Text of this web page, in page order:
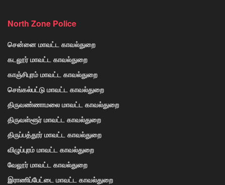
North Zone Police
சென்னை மாவட்ட காவல்துறை
கடலூர் மாவட்ட காவல்துறை
காஞ்சிபுரம் மாவட்ட காவல்துறை
செங்கல்பட்டு மாவட்ட காவல்துறை
திருவண்ணாமலை மாவட்ட காவல்துறை
திருவள்ளூர் மாவட்ட காவல்துறை
திருப்பத்தூர் மாவட்ட காவல்துறை
விழுப்புரம் மாவட்ட காவல்துறை
வேலூர் மாவட்ட காவல்துறை
இராணிப்பேட்டை மாவட்ட காவல்துறை